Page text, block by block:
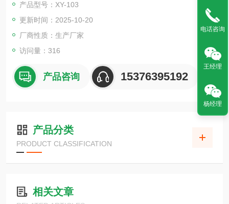
产品型号：XY-103
更新时间：2025-10-20
厂商性质：生产厂家
访问量：316
产品咨询 15376395192
产品分类
PRODUCT CLASSIFICATION
相关文章
电话咨询
王经理
杨经理